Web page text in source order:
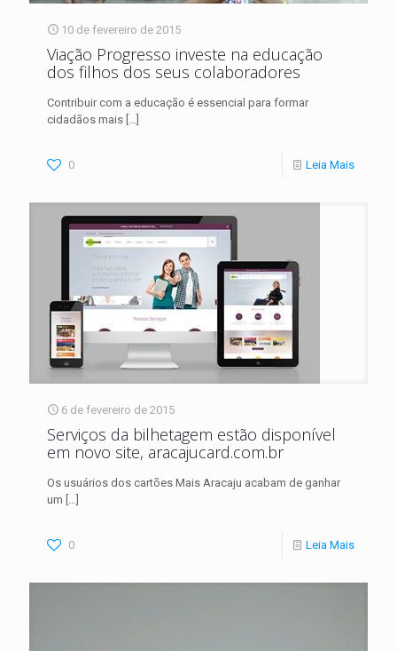
10 de fevereiro de 2015
Viação Progresso investe na educação
dos filhos dos seus colaboradores
Contribuir com a educação é essencial para formar
cidadãos mais […]
0 Leia Mais
6 de fevereiro de 2015
Serviços da bilhetagem estão disponível
em novo site, aracajucard.com.br
Os usuários dos cartões Mais Aracaju acabam de ganhar
um […]
0 Leia Mais